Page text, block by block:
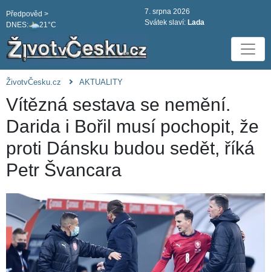
DNES: 21°C
Předpověd >
7. srpna 2026
Svátek slaví: Lada
ŽivotvČesku.cz AKTUALITY
Vítězná sestava se nemění.
Darida i Bořil musí pochopit, že
proti Dánsku budou sedět, říká
Petr Švancara